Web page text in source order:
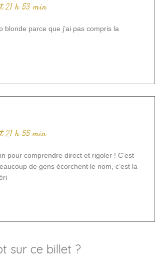
21 h 53 min
blonde parce que j’ai pas compris la
21 h 55 min
pour comprendre direct et rigoler ! C’est
de gens écorchent le nom, c’est la
sur ce billet ?